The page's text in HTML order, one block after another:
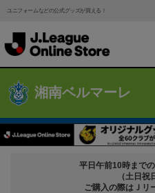
ユニフォームなどの公式グッズが買える！
湘南ベルマーレ
平日午前10時まで
（土日祝
ご購入の際はＪリ